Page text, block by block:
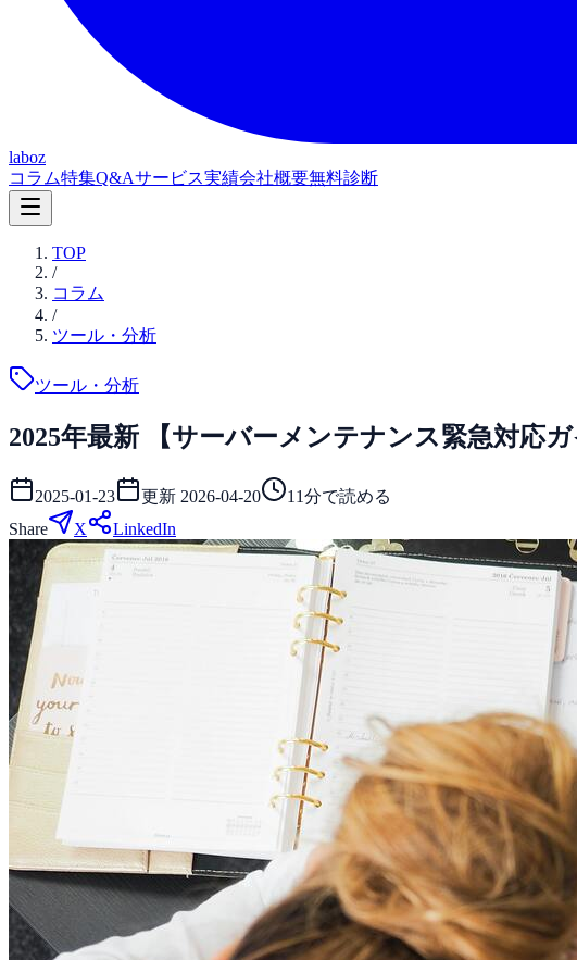
laboz
コラム特集Q&Aサービス実績会社概要無料診断
TOP
/
コラム
/
ツール・分析
ツール・分析
2025年最新 【サーバーメンテナンス緊急対応
2025-01-23 更新 2026-04-20 11分で読める
Share
X LinkedIn